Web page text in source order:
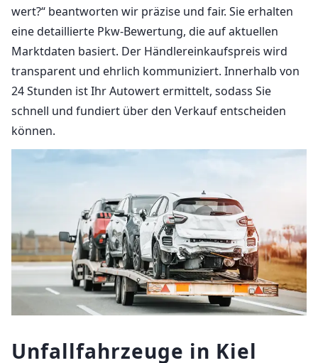
wert?“ beantworten wir präzise und fair. Sie erhalten
eine detaillierte Pkw-Bewertung, die auf aktuellen
Marktdaten basiert. Der Händlereinkaufspreis wird
transparent und ehrlich kommuniziert. Innerhalb von
24 Stunden ist Ihr Autowert ermittelt, sodass Sie
schnell und fundiert über den Verkauf entscheiden
können.
Unfallfahrzeuge in Kiel